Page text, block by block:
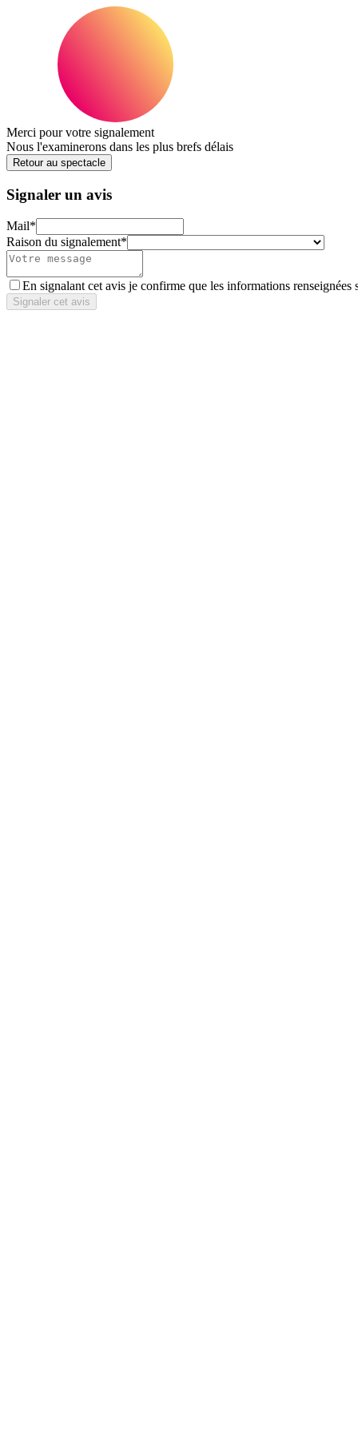
Merci pour votre signalement
Nous l'examinerons dans les plus brefs délais
Retour au spectacle
Signaler un avis
Mail*
Raison du signalement*
En signalant cet avis je confirme que les informations renseignées
Signaler cet avis